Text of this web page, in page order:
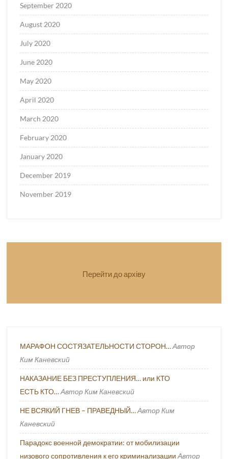
September 2020
August 2020
July 2020
June 2020
May 2020
April 2020
March 2020
February 2020
January 2020
December 2019
November 2019
Перейти до архіву
МАРАФОН СОСТЯЗАТЕЛЬНОСТИ СТОРОН… Автор
Ким Каневский
НАКАЗАНИЕ БЕЗ ПРЕСТУПЛЕНИЯ… или КТО
ЕСТЬ КТО… Автор Ким Каневский
НЕ ВСЯКИЙ ГНЕВ – ПРАВЕДНЫЙ… Автор Ким
Каневский
Парадокс военной демократии: от мобилизации
низового сопротивления к его криминализации Автор